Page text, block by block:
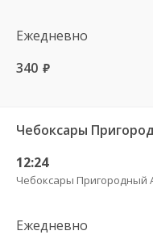
Ежедневно
340 руб.
Чебоксары
12:24
Чебоксары Пригородный
Ежедневно